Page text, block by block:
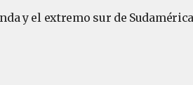
y el extremo sur de